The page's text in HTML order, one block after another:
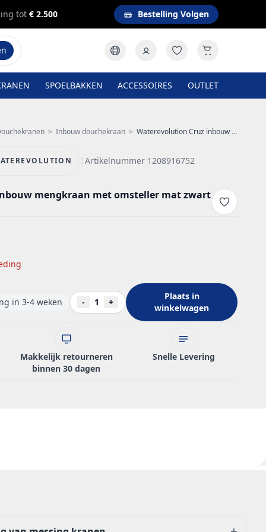
tot € 2.500 Bestelling Volgen
SPOELBAKKEN ACCESSOIRES OUTLET
> Inbouw douchekraan > Waterevolution Cruz inbouw mengkraan met omsteller mat zwart 1208916752
|Artikelnummer 1208916752
mengkraan met omsteller mat zwart
in 3-4 weken - 1 +
Plaats in
winkelwagen
Makkelijk retourneren
binnen 30 dagen
Snelle Levering